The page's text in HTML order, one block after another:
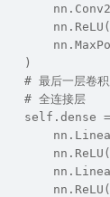
最后一层卷
# 全连接层
self.dense =